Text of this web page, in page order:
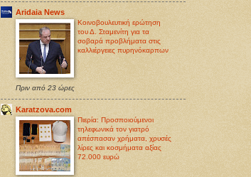
Aridaia News
Κοινοβουλευτική ερώτηση
του Δ. Σταμενίτη για τα
σοβαρά προβλήματα στις
καλλιέργειες πυρηνόκαρπων
Πριν από 23 ώρες
Karatzova.com
Πιερία: Προσποιούμενοι
τηλεφωνικά τον γιατρό
απέσπασαν χρήματα, χρυσές
λίρες και κοσμήματα αξίας
72.000 ευρώ